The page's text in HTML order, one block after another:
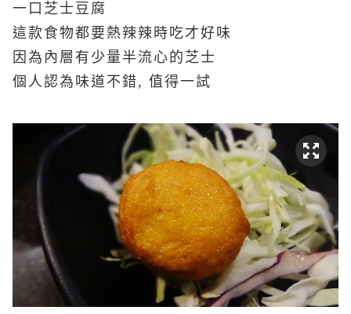
一口芝士豆腐
這款食物都要熱辣辣時吃才好味
因為內層有少量半流心的芝士
個人認為味道不錯, 值得一試